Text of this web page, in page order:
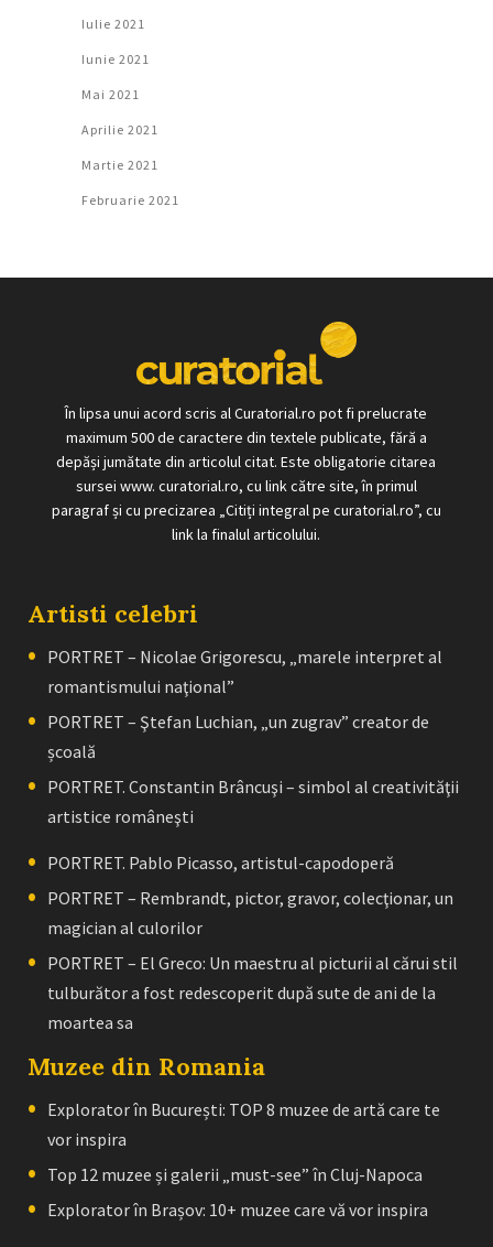
Iulie 2021
Iunie 2021
Mai 2021
Aprilie 2021
Martie 2021
Februarie 2021
În lipsa unui acord scris al Curatorial.ro pot fi prelucrate
maximum 500 de caractere din textele publicate, fără a
depăși jumătate din articolul citat. Este obligatorie citarea
sursei www. curatorial.ro, cu link către site, în primul
paragraf și cu precizarea „Citiți integral pe curatorial.ro”, cu
link la finalul articolului.
Artisti celebri
PORTRET – Nicolae Grigorescu, „marele interpret al
romantismului naţional”
PORTRET – Ştefan Luchian, „un zugrav” creator de
școală
PORTRET. Constantin Brâncuşi – simbol al creativităţii
artistice româneşti
PORTRET. Pablo Picasso, artistul-capodoperă
PORTRET – Rembrandt, pictor, gravor, colecţionar, un
magician al culorilor
PORTRET – El Greco: Un maestru al picturii al cărui stil
tulburător a fost redescoperit după sute de ani de la
moartea sa
Muzee din Romania
Explorator în București: TOP 8 muzee de artă care te
vor inspira
Top 12 muzee și galerii „must-see” în Cluj-Napoca
Explorator în Brașov: 10+ muzee care vă vor inspira